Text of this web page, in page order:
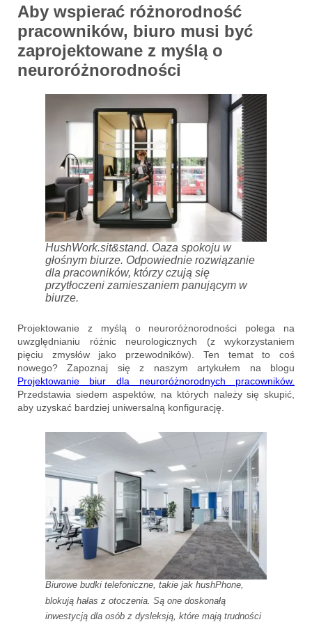
Aby wspierać różnorodność
pracowników, biuro musi być
zaprojektowane z myślą o
neuroróżnorodności
HushWork.sit&stand. Oaza spokoju w
głośnym biurze. Odpowiednie rozwiązanie
dla pracowników, którzy czują się
przytłoczeni zamieszaniem panującym w
biurze.
Projektowanie z myślą o neuroróżnorodności polega na
uwzględnianiu różnic neurologicznych (z wykorzystaniem
pięciu zmysłów jako przewodników). Ten temat to coś
nowego? Zapoznaj się z naszym artykułem na blogu
Projektowanie biur dla neuroróżnorodnych pracowników.
Przedstawia siedem aspektów, na których należy się skupić,
aby uzyskać bardziej uniwersalną konfigurację.
Biurowe budki telefoniczne, takie jak hushPhone,
blokują hałas z otoczenia. Są one doskonałą
inwestycją dla osób z dysleksją, które mają trudności